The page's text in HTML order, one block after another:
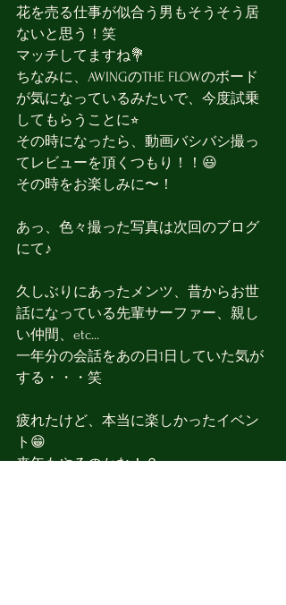
花を売る仕事が似合う男もそうそう居
ないと思う！笑
マッチしてますね💐
ちなみに、AWINGのTHE FLOWのボード
が気になっているみたいで、今度試乗
してもらうことに⭐︎
その時になったら、動画バシバシ撮っ
てレビューを頂くつもり！！😃
その時をお楽しみに〜！
あっ、色々撮った写真は次回のブログ
にて♪
久しぶりにあったメンツ、昔からお世
話になっている先輩サーファー、親し
い仲間、etc...
一年分の会話をあの日1日していた気が
する・・・笑
疲れたけど、本当に楽しかったイベン
ト😁
来年もやるのかな！？